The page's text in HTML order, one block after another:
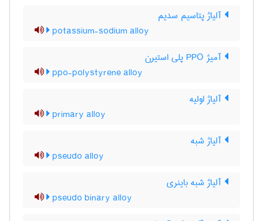
آلیاژ پتاسیم سدیم
potassium-sodium alloy
آمیژ PPO پلی استیرن
ppo-polystyrene alloy
آلیاژ اولیه
primary alloy
آلیاژ شبه
pseudo alloy
آلیاژ شبه باینری
pseudo binary alloy